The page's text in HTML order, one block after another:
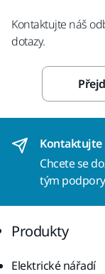
Kontaktujte náš
dotazy.
Kontaktujte
Chcete se
tým
Produkty
Elektrické nářadí